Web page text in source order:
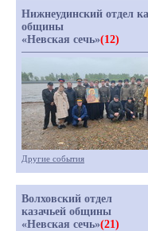
Нижнеудинский отдел
общины
«Невская сечь»(12)
Другие события
Волховский отдел
казачьей общины
«Невская сечь»(21)